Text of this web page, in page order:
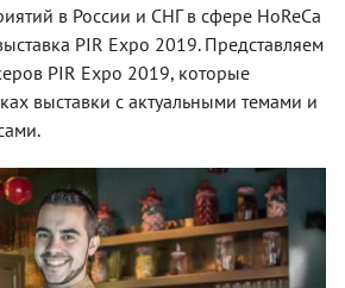
в России и СНГ в сфере HoReCa
PIR Expo 2019. Представляем
PIR Expo 2019, которые
выставки с актуальными темами и